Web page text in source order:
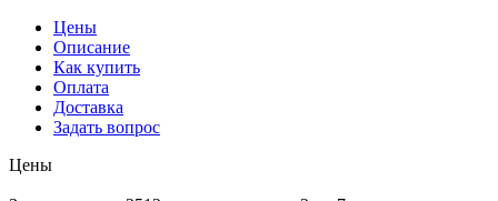
Цены
Описание
Как купить
Оплата
Доставка
Задать вопрос
Цены